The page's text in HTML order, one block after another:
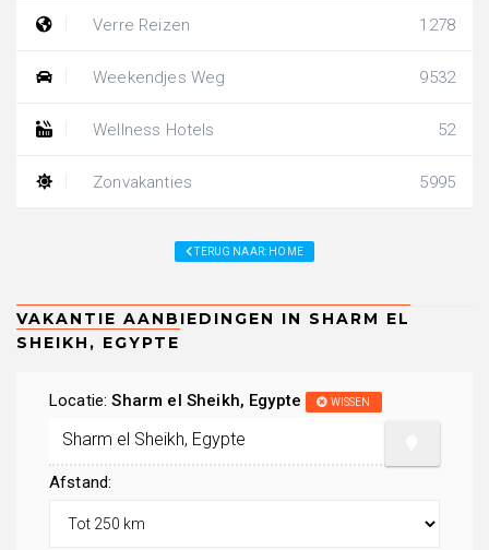
Verre Reizen 1278
Weekendjes Weg 9532
Wellness Hotels 52
Zonvakanties 5995
TERUG NAAR: HOME
Locatie:Sharm el Sheikh, Egypte WISSEN
Afstand: